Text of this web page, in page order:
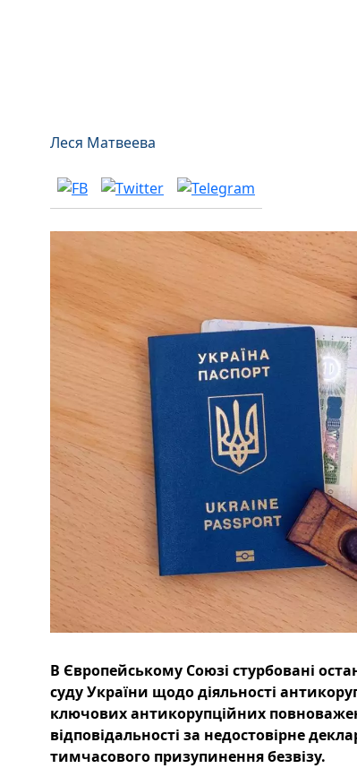
Леся Матвеева
В Європейському Союзі стурбовані
суду України щодо діяльності
ключових антикорупційних
відповідальності за недостовірне
тимчасового призупинення безвізу.